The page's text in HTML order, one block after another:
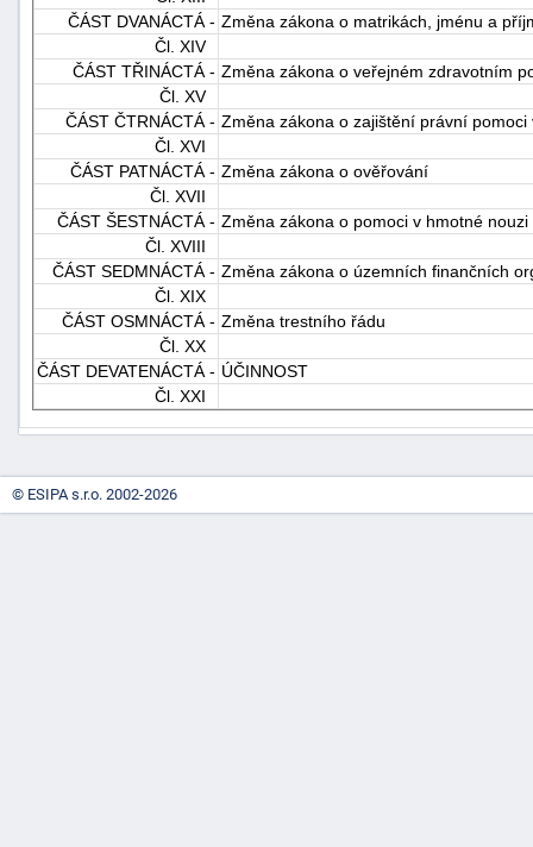
ČÁST DVANÁCTÁ - Změna zákona o matrikách, jménu a
Čl. XIV
ČÁST TŘINÁCTÁ - Změna zákona o veřejném zdravotním
Čl. XV
ČÁST ČTRNÁCTÁ - Změna zákona o zajištění právní
Čl. XVI
ČÁST PATNÁCTÁ - Změna zákona o ověřování
Čl. XVII
ČÁST ŠESTNÁCTÁ - Změna zákona o pomoci v hmotné nouzi
Čl. XVIII
ČÁST SEDMNÁCTÁ - Změna zákona o územních finančních
Čl. XIX
ČÁST OSMNÁCTÁ - Změna trestního řádu
Čl. XX
ČÁST DEVATENÁCTÁ - ÚČINNOST
Čl. XXI
"náhradě
škod"
© ESIPA s.r.o. 2002-2026